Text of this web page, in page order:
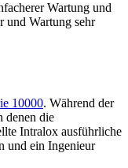
Wartung und
und Wartung sehr
10000. Während der
denen die
Intralox ausführliche
und ein Ingenieur